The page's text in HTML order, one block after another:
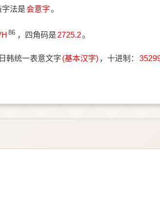
字法是 会意字。
86 ，四角码是 2725.2。
韩统一表意文字 (基本汉字) ，十进制：